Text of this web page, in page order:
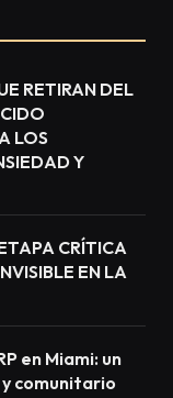
RETIRAN DEL
LOS
Y
CRÍTICA
EN LA
en Miami: un
comunitario